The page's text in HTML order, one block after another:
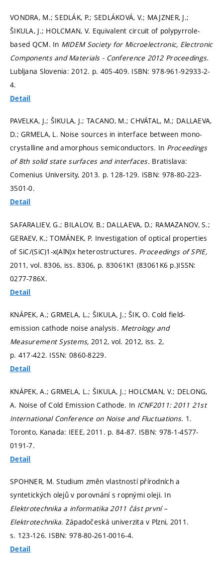
VONDRA, M.; SEDLÁK, P.; SEDLÁKOVÁ, V.; MAJZNER, J.;
ŠIKULA, J.; HOLCMAN, V. Equivalent circuit of polypyrrole-
based QCM. In MIDEM Society for Microelectronic, Electronic
Components and Materials - Conference 2012 Proceedings.
Lubljana Slovenia: 2012. p. 405-409. ISBN: 978-961-92933-2-
4.
Detail
PAVELKA, J.; ŠIKULA, J.; TACANO, M.; CHVÁTAL, M.; DALLAEVA,
D.; GRMELA, L. Noise sources in interface between mono-
crystalline and amorphous semiconductors. In Proceedings
of 8th solid state surfaces and interfaces. Bratislava:
Comenius University, 2013. p. 128-129. ISBN: 978-80-223-
3501-0.
Detail
SAFARALIEV, G.; BILALOV, B.; DALLAEVA, D.; RAMAZANOV, S.;
GERAEV, K.; TOMÁNEK, P. Investigation of optical properties
of SiC/(SiC)1-x(AlN)x heterostructures. Proceedings of SPIE,
2011, vol. 8306, iss. 8306, p. 83061K1 (83061K6 p.)ISSN:
0277-786X.
Detail
KNÁPEK, A.; GRMELA, L.; ŠIKULA, J.; ŠIK, O. Cold field-
emission cathode noise analysis. Metrology and
Measurement Systems, 2012, vol. 2012, iss. 2,
p. 417-422. ISSN: 0860-8229.
Detail
KNÁPEK, A.; GRMELA, L.; ŠIKULA, J.; HOLCMAN, V.; DELONG,
A. Noise of Cold Emission Cathode. In ICNF2011: 2011 21st
International Conference on Noise and Fluctuations. 1.
Toronto, Kanada: IEEE, 2011. p. 84-87. ISBN: 978-1-4577-
0191-7.
Detail
SPOHNER, M. Studium změn vlastností přírodních a
syntetických olejů v porovnání s ropnými oleji. In
Elektrotechnika a informatika 2011 část první –
Elektrotechnika. Západočeská univerzita v Plzni, 2011.
s. 123-126. ISBN: 978-80-261-0016-4.
Detail